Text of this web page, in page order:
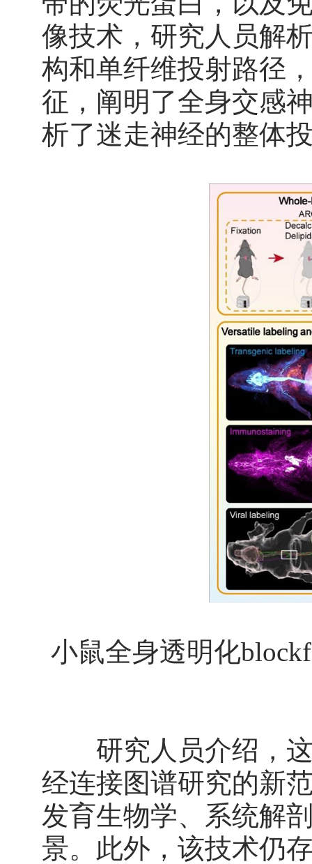
像技术，研究人员解
构和单纤维投射路径
征，阐明了全身交感
析了迷走神经的整体
小鼠全身透明化
研究人员介绍，这
经连接图谱研究的新
发育生物学、系统解
景。此外，该技术仍